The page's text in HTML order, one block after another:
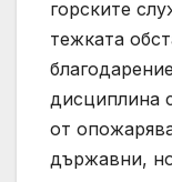
горските
тежката
дисциплина
от
държавни,